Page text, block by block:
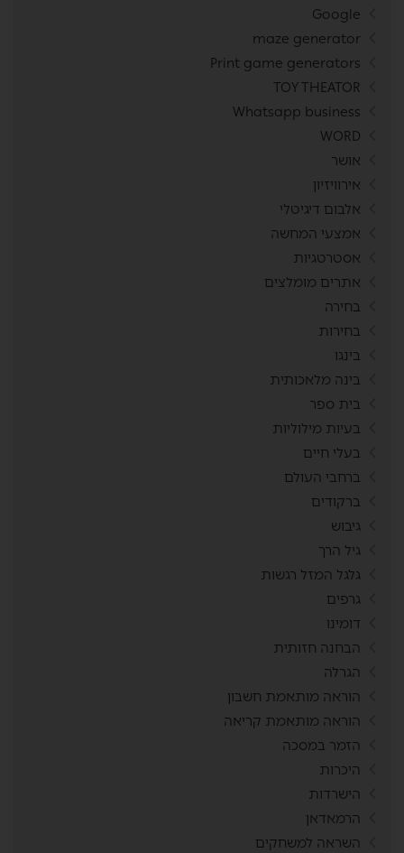
Google
maze generator
Print game generators
TOY THEATOR
Whatsapp business
WORD
אושר
אירוויזיון
אלבום דיגיטלי
אמצעי המחשה
אסטרטגיות
אתרים מומלצים
בחירה
בחירות
בינגו
בינה מלאכותית
בית ספר
בעיות מילוליות
בעלי חיים
ברחבי העולם
ברקודים
גיבוש
גיל הרך
גלגל המזל רגשות
גרפים
דומינו
הבחנה חזותית
הגרלה
הוראה מותאמת חשבון
הוראה מותאמת קריאה
הזמר במסכה
היכרות
הישרדות
הרמאדאן
השראה למשחקים